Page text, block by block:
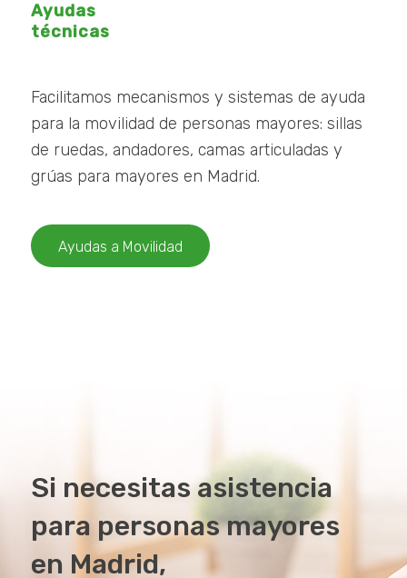
Ayudas
técnicas
Facilitamos mecanismos y sistemas de ayuda
para la movilidad de personas mayores: sillas
de ruedas, andadores, camas articuladas y
grúas para mayores en Madrid.
Ayudas a Movilidad
Si necesitas asistencia
para personas mayores
en Madrid,